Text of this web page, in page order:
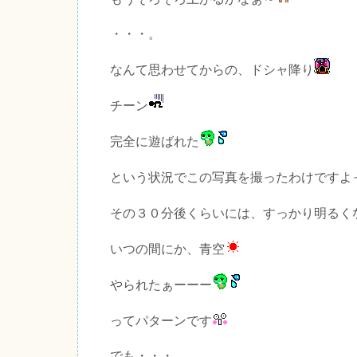
・・・。
なんて思わせてからの、ドシャ降り
チーン
完全に遊ばれた
という状況でこの写真を撮ったわけですよ
その３０分後くらいには、すっかり明るく
いつの間にか、青空
やられたぁーーー
ってパターンです